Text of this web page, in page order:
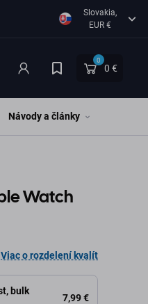
Slovakia,
EUR €
0
0 €
Návody a články
Watch
Viac o rozdelení kvalít
bulk
7,99 €